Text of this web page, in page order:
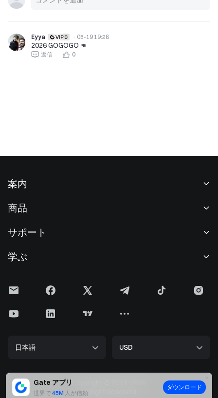
Gate アプリ
世界で45M 人が信頼
ダウンロード
Eyya · 05-19 19:28
2026 GOGOGO 👊
返信 0
案内
ニュースルーム
F1 Oracle Red Bull Racing 公式スポンサー
クッキーポリシー
準備金証明
セキュリティ
商品
現物取引
投資センター
Alpha
Gate Pay
サポート
手数料
上場申請
開発者（API）
学ぶ
Gateニュース
ETHアップグレード
ビッグデータ
日本語 USD
All Right Reserved.